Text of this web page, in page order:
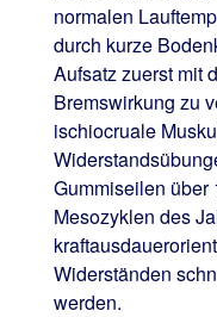
normalen
durch kurze
Aufsatz zuerst mit
Bremswirkung zu
ischiocruale
Gummiseilen über
Mesozyklen des
Widerständen
werden.